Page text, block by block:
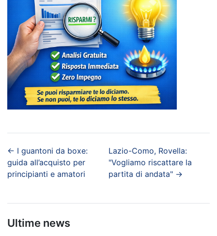
← I guantoni da boxe:
guida all’acquisto per
principianti e amatori
Lazio-Como, Rovella:
"Vogliamo riscattare la
partita di andata" →
Ultime news